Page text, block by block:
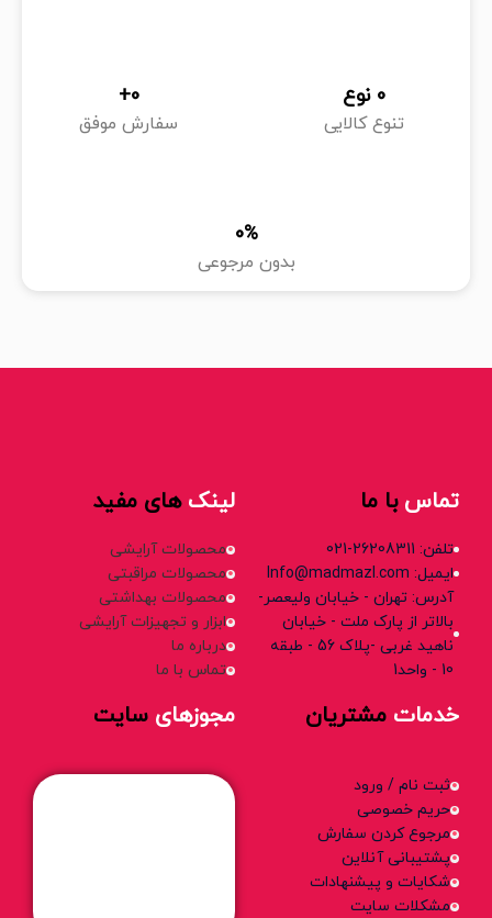
تنوع کالایی
0 نوع
سفارش موفق
0
+
بدون مرجوعی
%
0
تماسبا ما
تلفن: 26208311-021
ایمیل: Info@madmazl.com
آدرس: تهران - خیابان ولیعصر-
بالاتر از پارک ملت - خیابان
ناهید غربی -پلاک 56 - طبقه
10 - واحد1
لینک های مفید
محصولات آرایشی
محصولات مراقبتی
محصولات بهداشتی
ابزار و تجهیزات آرایشی
درباره ما
تماس با ما
خدمات مشتریان
ثبت نام / ورود
حریم خصوصی
مرجوع کردن سفارش
پشتیبانی آنلاین
شکایات و پیشنهادات
مشکلات سایت
مجوزهای سایت